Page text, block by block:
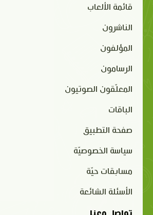
قائمة الألعاب
الناشرون
المؤلفون
الرسامون
المعلّقون الصوتيون
الباقات
صفحة التطبيق
سياسة الخصوصيّة
مسابقات حيّة
الأسئلة الشائعة